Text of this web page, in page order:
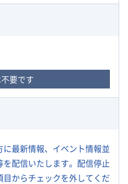
要です
最新情報、イベント情報並
配信いたします。配信停止
からチェックを外してくだ